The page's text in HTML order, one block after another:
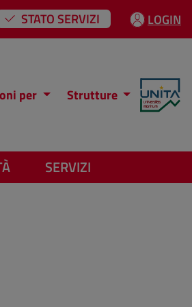
STATO SERVIZI LOGIN
per Strutture
SERVIZI